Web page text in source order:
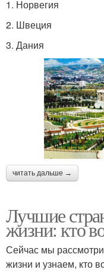
1. Норвегия
2. Швеция
3. Дания
читать дальше →
Лучшие
жизни: кто
Сейчас мы
жизни и узнаем, кто